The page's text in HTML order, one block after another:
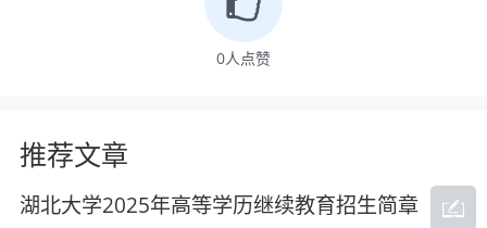
成人高考专升本车辆工程专业还是比较好考
的，如果你的基础课与专业课的基础扎实，通过
报名条件
0人点赞
推荐文章
湖北大学2025年高等学历继续教育招生简章